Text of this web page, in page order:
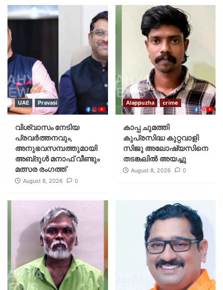
UAE Pravasi
വിശ്വാസം നേടിയ
പ്രവർത്തനവും,
അനുഭവസമ്പത്തുമായി
അബ്‌ദുൾ മനാഫ് വീണ്ടും
മത്സര രംഗത്ത്
August 8, 2026 0
Alappuzha crime
കാപ്പ ചുമത്തി
കുപ്രസിദ്ധ കുറ്റവാളി
സിജു അലോഷ്യസിനെ
തടങ്കലിൽ അയച്ചു
August 8, 2026 0